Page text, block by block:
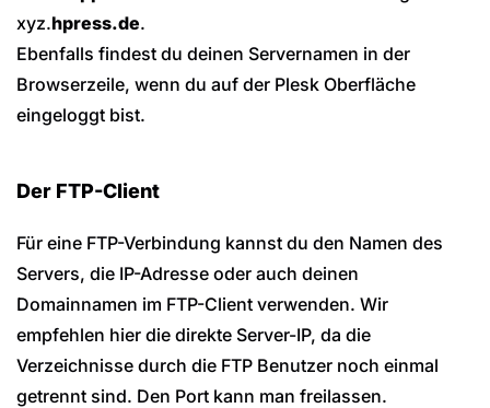
xyz.hpress.de.
Ebenfalls findest du deinen Servernamen in der
Browserzeile, wenn du auf der Plesk Oberfläche
eingeloggt bist.
Der FTP-Client
Für eine FTP-Verbindung kannst du den Namen des
Servers, die IP-Adresse oder auch deinen
Domainnamen im FTP-Client verwenden. Wir
empfehlen hier die direkte Server-IP, da die
Verzeichnisse durch die FTP Benutzer noch einmal
getrennt sind. Den Port kann man freilassen.